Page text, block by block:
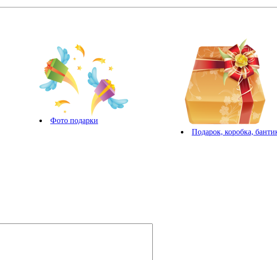
Фото подарки
Подарок, коробка,